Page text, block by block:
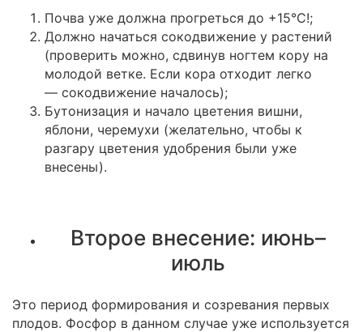
Почва уже должна прогреться до +15°С!;
Должно начаться сокодвижение у растений
(проверить можно, сдвинув ногтем кору на
молодой ветке. Если кора отходит легко
— сокодвижение началось);
Бутонизация и начало цветения вишни,
яблони, черемухи (желательно, чтобы к
разгару цветения удобрения были уже
внесены).
Второе внесение: июнь–
июль
Это период формирования и созревания первых
плодов. Фосфор в данном случае уже используется